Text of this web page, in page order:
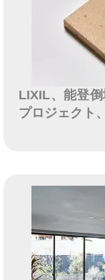
LIXIL、能登
プロジェクト